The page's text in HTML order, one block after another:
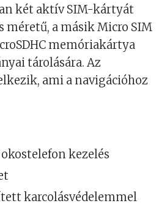
két aktív SIM-kártyát
méretű, a másik Micro SIM
memóriakártya
tárolására. Az
ami a navigációhoz
kezelés
karcolásvédelemmel